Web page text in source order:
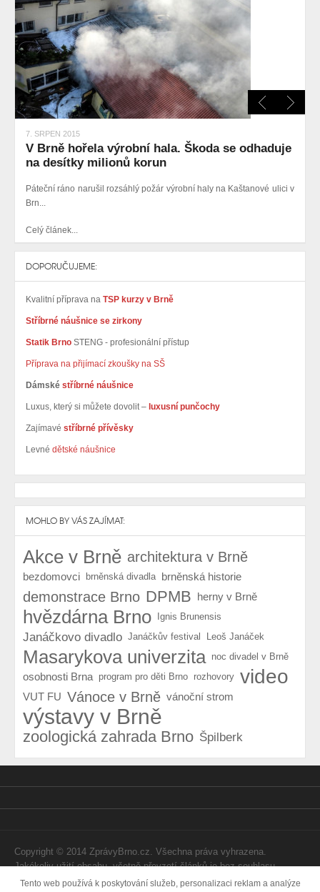
7. SRPEN 2015
V Brně hořela výrobní hala. Škoda se odhaduje
na desítky milionů korun
Páteční ráno narušil rozsáhlý požár výrobní haly na Kaštanové ulici v
Brn...
Celý článek...
DOPORUČUJEME:
Kvalitní příprava na TSP kurzy v Brně
Stříbrné náušnice se zirkony
Statik Brno STENG - profesionální přístup
Příprava na přijímací zkoušky na SŠ
Dámské stříbrné náušnice
Luxus, který si můžete dovolit – luxusní punčochy
Zajímavé stříbrné přívěsky
Levné dětské náušnice
MOHLO BY VÁS ZAJÍMAT:
Akce v Brně architektura v Brně
bezdomovci brněnská divadla brněnská historie
demonstrace Brno DPMB herny v Brně
hvězdárna Brno Ignis Brunensis
Janáčkovo divadlo Janáčkův festival Leoš Janáček
Masarykova univerzita noc divadel v Brně
osobnosti Brna program pro děti Brno rozhovory video
VUT FU Vánoce v Brně vánoční strom
výstavy v Brně
zoologická zahrada Brno Špilberk
Copyright © 2014 ZprávyBrno.cz. Všechna práva vyhrazena.
Jakékoliv užití obsahu, včetně převzetí článků je bez souhlasu
Webtom Enterprises s.r.o. zapovězeno.
Tento web používá k poskytování služeb, personalizaci reklam a analýze